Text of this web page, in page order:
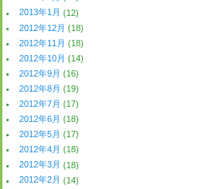
2013年1月 (12)
2012年12月 (18)
2012年11月 (18)
2012年10月 (14)
2012年9月 (16)
2012年8月 (19)
2012年7月 (17)
2012年6月 (18)
2012年5月 (17)
2012年4月 (18)
2012年3月 (18)
2012年2月 (14)